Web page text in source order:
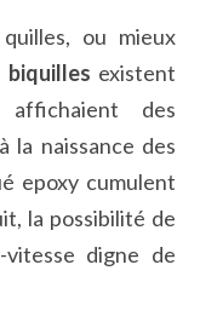
ou mieux
biquilles existent
des
la naissance des
epoxy cumulent
la possibilité de
digne de